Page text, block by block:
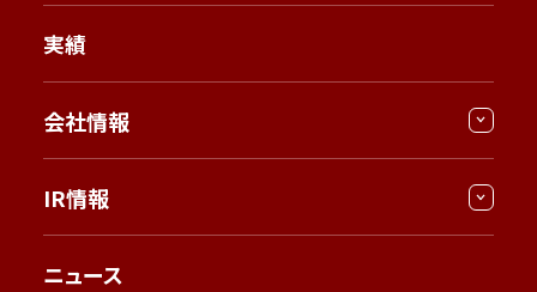
実績
会社情報
IR情報
ニュース